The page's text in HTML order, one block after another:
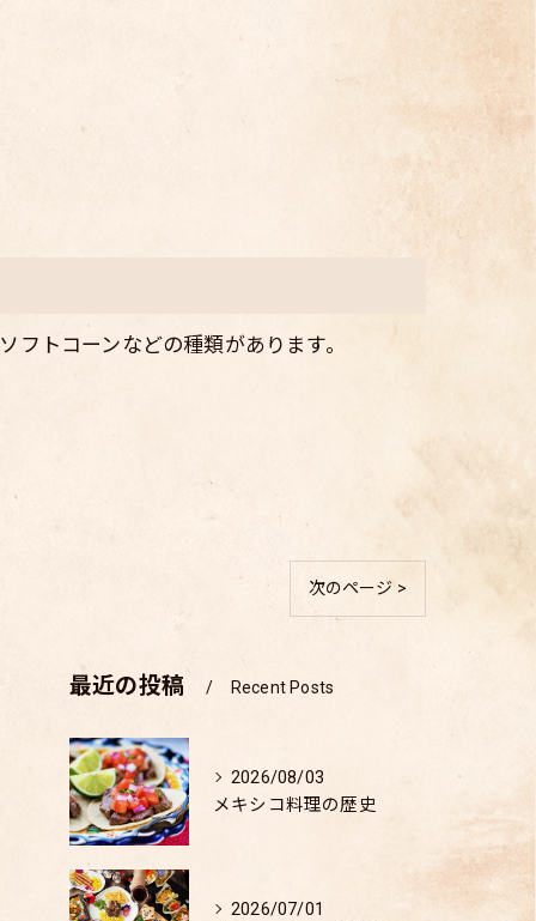
トコーンなどの種類があります。
次のページ >
最近の投稿 Recent Posts
2026/08/03
メキシコ料理の歴史
2026/07/01